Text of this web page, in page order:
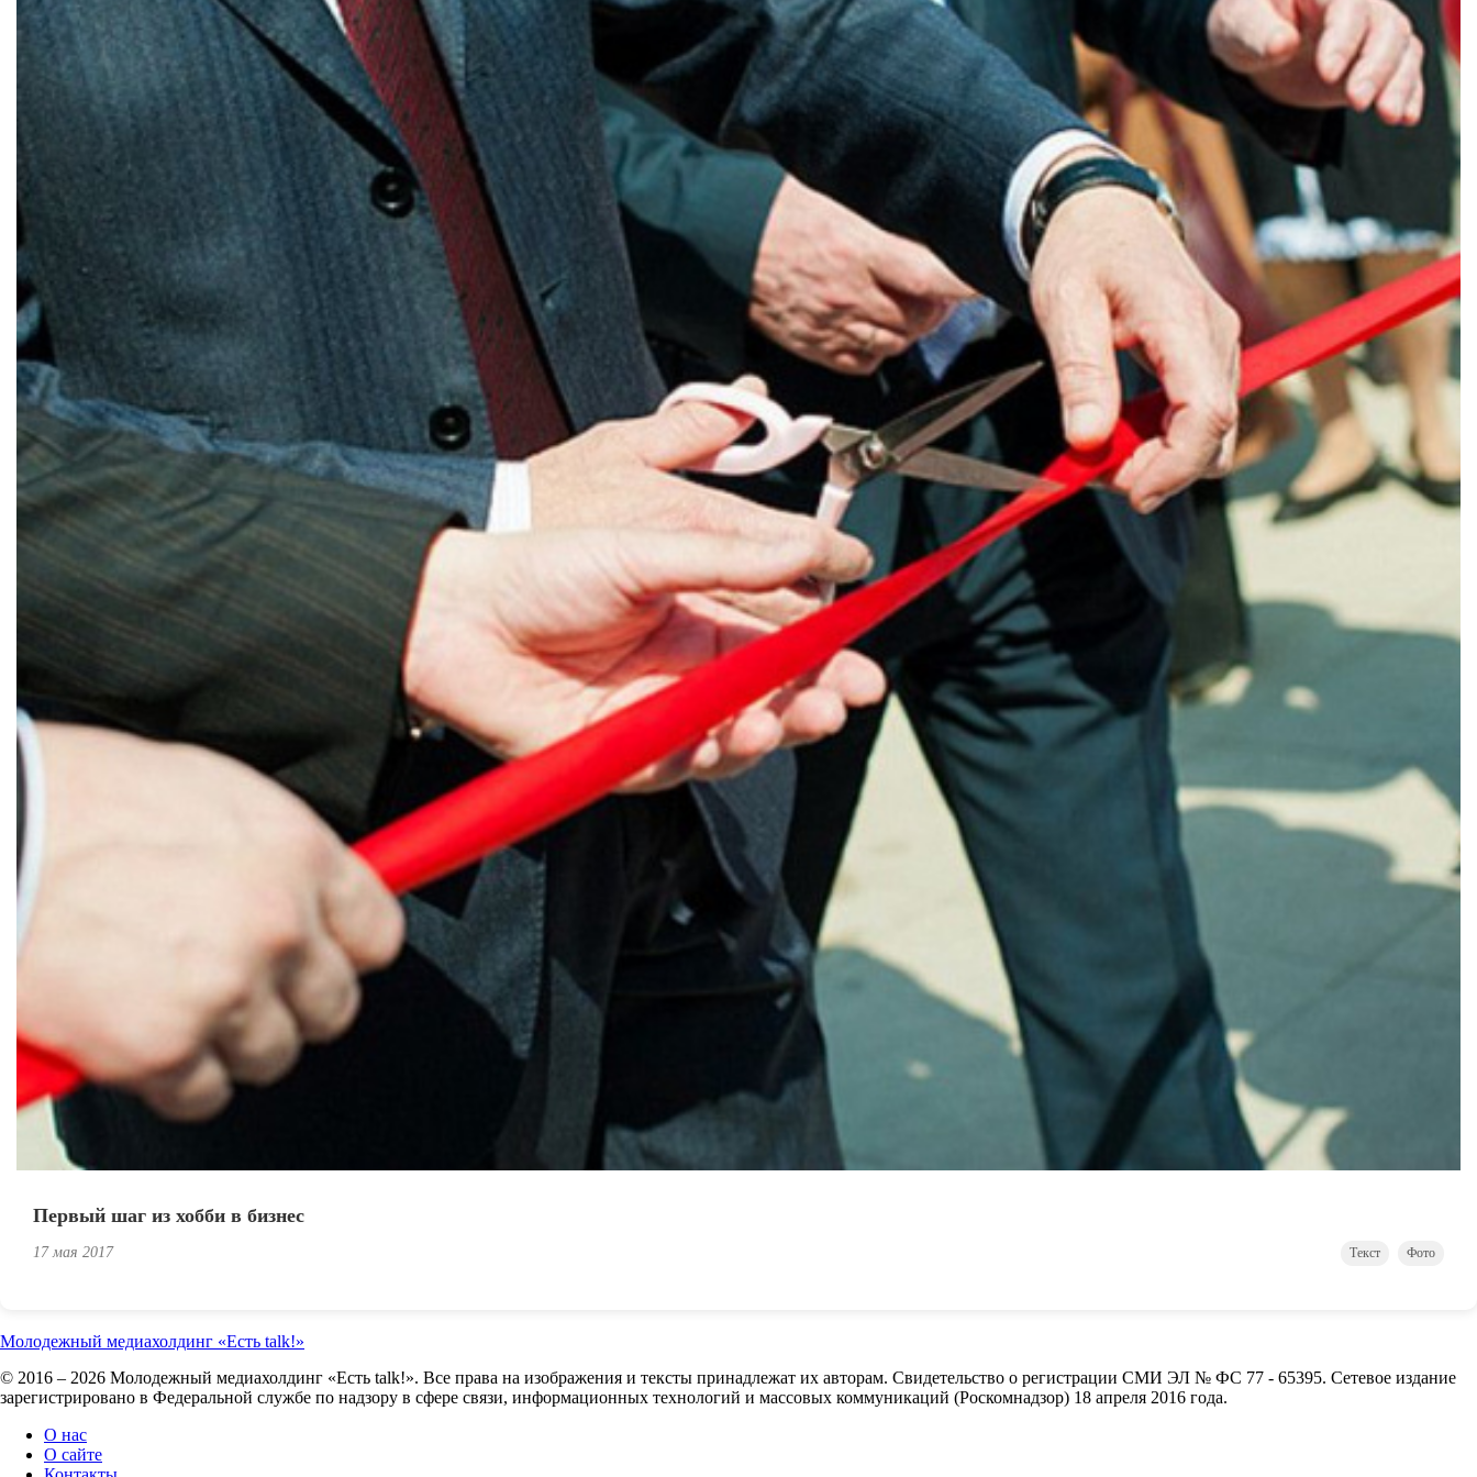
Первый шаг из хобби в бизнес
17 мая 2017 Текст Фото
Молодежный медиахолдинг «Есть talk!»
© 2016 – 2026 Молодежный медиахолдинг «Есть talk!». Все права на изображения и тексты принадлежат их авторам. Свидетельство о регистрации СМИ ЭЛ № ФС 77 - 65395. Сетевое издание
зарегистрировано в Федеральной службе по надзору в сфере связи, информационных технологий и массовых коммуникаций (Роскомнадзор) 18 апреля 2016 года.
О нас
О сайте